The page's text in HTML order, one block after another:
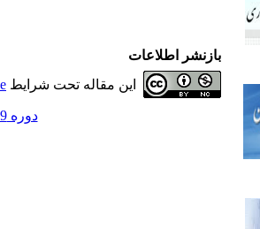
بازنشر اطلاعات
این مقاله تحت شرایط
دوره 9، شماره 2 - ( خرداد و تیر 1400 )